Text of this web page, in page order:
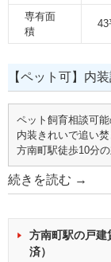
専有面
積
43
【ペット可】内
ペット飼育相談可能
内装きれいで追い
方南町駅徒歩10分
続きを読む →
方南町駅の戸建
済）